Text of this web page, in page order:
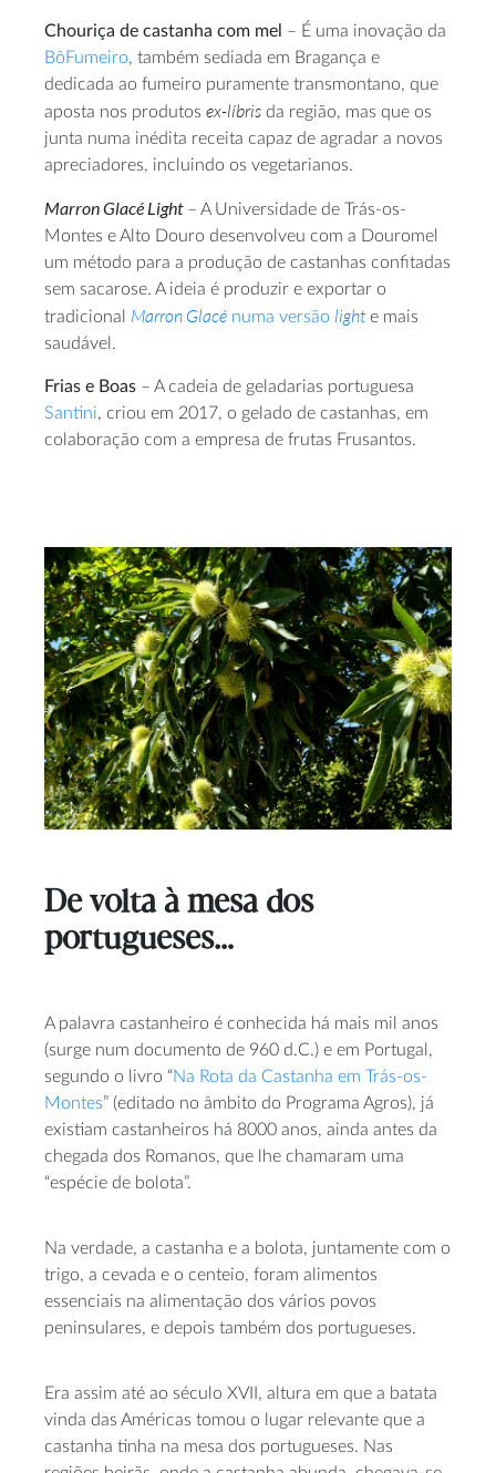
Chouriça de castanha com mel – É uma inovação da
BôFumeiro, também sediada em Bragança e
dedicada ao fumeiro puramente transmontano, que
aposta nos produtos ex-líbris da região, mas que os
junta numa inédita receita capaz de agradar a novos
apreciadores, incluindo os vegetarianos.
Marron Glacé Light– A Universidade de Trás-os-
Montes e Alto Douro desenvolveu com a Douromel
um método para a produção de castanhas confitadas
sem sacarose. A ideia é produzir e exportar o
tradicional Marron Glacé numa versão lighte mais
saudável.
Frias e Boas – A cadeia de geladarias portuguesa
Santini, criou em 2017, o gelado de castanhas, em
colaboração com a empresa de frutas Frusantos.
De volta à mesa dos
portugueses…
A palavra castanheiro é conhecida há mais mil anos
(surge num documento de 960 d.C.) e em Portugal,
segundo o livro “Na Rota da Castanha em Trás-os-
Montes” (editado no âmbito do Programa Agros), já
existiam castanheiros há 8000 anos, ainda antes da
chegada dos Romanos, que lhe chamaram uma
“espécie de bolota”.
Na verdade, a castanha e a bolota, juntamente com o
trigo, a cevada e o centeio, foram alimentos
essenciais na alimentação dos vários povos
peninsulares, e depois também dos portugueses.
Era assim até ao século XVII, altura em que a batata
vinda das Américas tomou o lugar relevante que a
castanha tinha na mesa dos portugueses. Nas